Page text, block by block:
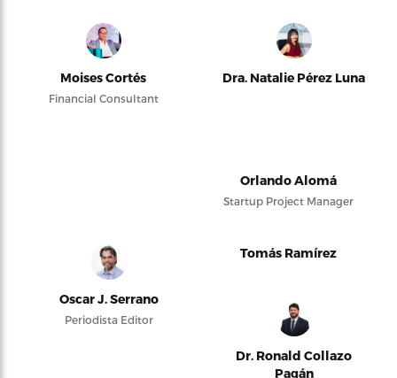
Moises Cortés
Financial Consultant
Dra. Natalie Pérez Luna
Orlando Alomá
Startup Project Manager
Oscar J. Serrano
Periodista Editor
Tomás Ramírez
Dr. Ronald Collazo
Pagán